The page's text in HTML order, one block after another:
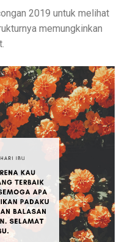
2019 untuk melihat
memungkinkan